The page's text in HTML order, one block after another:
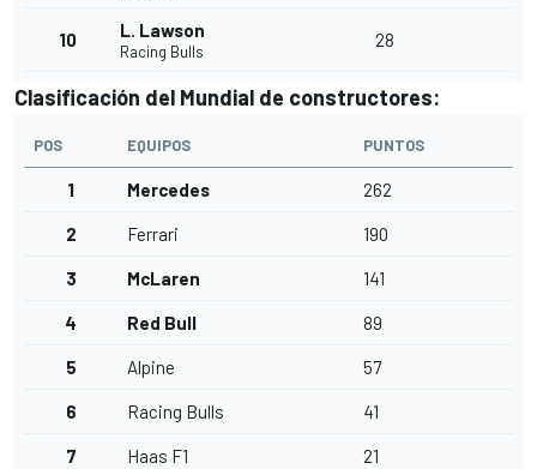
10 L. Lawson
Racing Bulls
28
Clasificación del Mundial de constructores:
POS EQUIPOS PUNTOS
1 Mercedes 262
2 Ferrari 190
3 McLaren 141
4 Red Bull 89
5 Alpine 57
6 Racing Bulls 41
7 Haas F1 21